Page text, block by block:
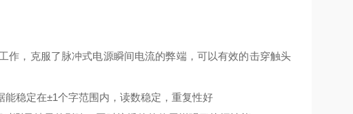
，克服了脉冲式电源瞬间电流的弊端，可以有效的击穿触头
稳定在±1个字范围内，读数稳定，重复性好